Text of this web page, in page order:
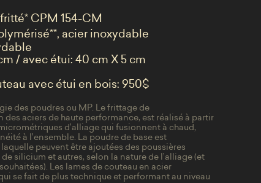
* CPM 154-CM
**, acier inoxydable
/ avec étui: 40 cm X 5 cm
avec étui en bois: 950$
des poudres ou MP. Le frittage de
des aciers de haute performance, est réalisé à partir
d’alliage qui fusionnent à chaud,
à l’ensemble. La poudre de base est
peuvent être ajoutées des poussières
silicium et autres, selon la nature de l’alliage (et
Les lames de couteau en acier
se fait de plus technique et performant au niveau